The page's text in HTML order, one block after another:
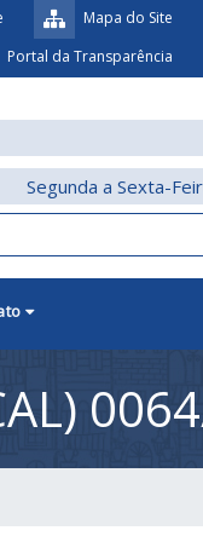
Mapa do Site
Portal da Transparência
Segunda a Sexta-